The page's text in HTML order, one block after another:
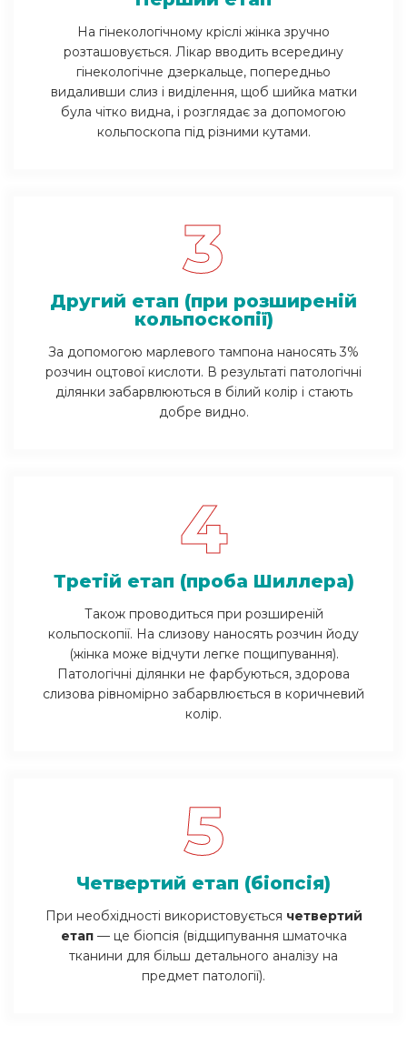
На гінекологічному кріслі жінка зручно
розташовується. Лікар вводить всередину
гінекологічне дзеркальце, попередньо
видаливши слиз і виділення, щоб шийка матки
була чітко видна, і розглядає за допомогою
кольпоскопа під різними кутами.
3
Другий етап (при розширеній
кольпоскопії)
За допомогою марлевого тампона наносять 3%
розчин оцтової кислоти. В результаті патологічні
ділянки забарвлюються в білий колір і стають
добре видно.
4
Третій етап (проба Шиллера)
Також проводиться при розширеній
кольпоскопії. На слизову наносять розчин йоду
(жінка може відчути легке пощипування).
Патологічні ділянки не фарбуються, здорова
слизова рівномірно забарвлюється в коричневий
колір.
5
Четвертий етап (біопсія)
При необхідності використовується четвертий
етап — це біопсія (відщипування шматочка
тканини для більш детального аналізу на
предмет патології).